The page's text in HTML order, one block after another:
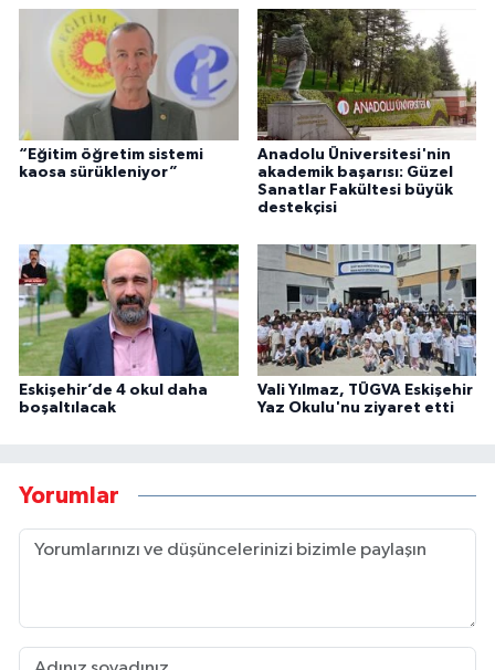
“Eğitim öğretim sistemi
kaosa sürükleniyor”
Anadolu Üniversitesi'nin
akademik başarısı: Güzel
Sanatlar Fakültesi büyük
destekçisi
Eskişehir’de 4 okul daha
boşaltılacak
Vali Yılmaz, TÜGVA Eskişehir
Yaz Okulu'nu ziyaret etti
Yorumlar